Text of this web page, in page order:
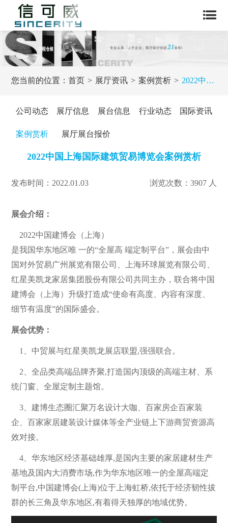
您当前的位置：首页 展厅资讯 案例赏析 2022中国上海国际建筑贸易博览会案例赏析
公司动态 展厅信息 展台信息 行业动态 国际资讯
案例赏析 展厅展台报价
2022中国上海国际建筑贸易博览会案例赏析
发布时间：2022.01.03 浏览次数：3907 人
展会介绍：
2022中国建博会（上海）
是我国华东地区唯 一的“全屋高 端定制平台”，展会由中
国对外贸易广州展览有限公司、上海环球展览有限公司、
红星美凯龙家居集团股份有限公司共同主办，联合将中国
建博会（上海）升级打造成“使命有高度、内容有深度、
细节有温度”的国际盛会。
展会优势：
1、中贸展与红星美凯龙展店联盟,强强联合。
2、全品类高端品牌齐聚,打造国内顶级的高端主材、系
统门窗、全屋定制主题馆。
3、建博生态圈汇聚万名设计大咖、百家房企百家装
企、百家家居建装设计媒体等全产业链上下游商贸资源高
效对接。
4、华东地区经济基础雄厚,是国内主要的家居建材生产
基地及国内大消费市场,作为华东地区唯一的全屋高端定
制平台,中国建博会(上海)位于上海虹桥,依托于经济韧性拔
群的长三角及华东地区,有着得天独厚的地域优势。